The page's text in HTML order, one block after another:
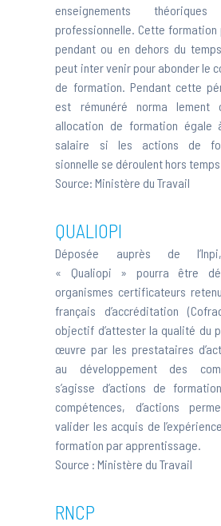
enseignements
professionnelle. Cette formation
pendant ou en dehors du
peut inter venir pour abonder le
de formation. Pendant cette
est rémunéré norma lement
allocation de formation
salaire si les actions de
sionnelle se déroulent hors
Source:Ministère du Travail
QUALIOPI
Déposée auprès de
« Qualiopi » pourra être
organismes certificateurs
français d’accréditation
objectif d’attester la qualité du
œuvre par les prestataires
au développement des
s’agisse d’actions de
compétences, d’actions
valider les acquis de
formation par apprentissage.
Source :Ministère du Travail
RNCP